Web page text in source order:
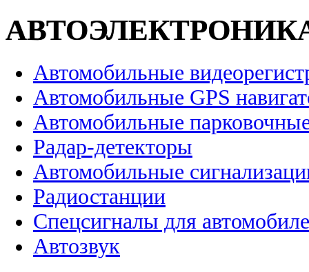
Автомобильные
Автомобильные GPS
Автомобильные
Радар-детекторы
Автомобильные
Радиостанции
Спецсигналы для
Автозвук